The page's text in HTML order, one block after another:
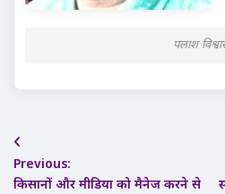
पलाश
Post
navigation
Previous:
किसानों और मीडिया को मैनेज करने से